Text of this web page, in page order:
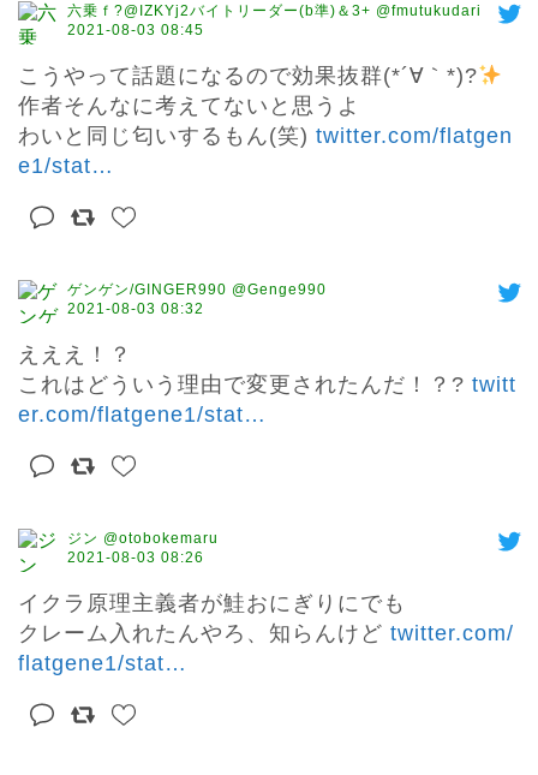
六乗ｆ?@IZKYj2バイトリーダー(b準)＆3+ @fmutukudari
2021-08-03 08:45
こうやって話題になるので効果抜群(*´∀｀*)?
作者そんなに考えてないと思うよ
わいと同じ匂いするもん(笑) twitter.com/flatgen
e1/stat…
ゲンゲン/GINGER990 @Genge990
2021-08-03 08:32
えええ！？
これはどういう理由で変更されたんだ！？? twitt
er.com/flatgene1/stat…
ジン @otobokemaru
2021-08-03 08:26
イクラ原理主義者が鮭おにぎりにでも
クレーム入れたんやろ、知らんけど twitter.com/
flatgene1/stat…